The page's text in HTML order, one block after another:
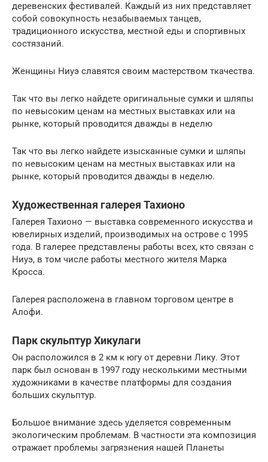
деревенских фестивалей. Каждый из них представляет
собой совокупность незабываемых танцев,
традиционного искусства, местной еды и спортивных
состязаний.
Женщины Ниуэ славятся своим мастерством ткачества.
Так что вы легко найдете оригинальные сумки и шляпы
по невысоким ценам на местных выставках или на
рынке, который проводится дважды в неделю
Так что вы легко найдете изысканные сумки и шляпы
по невысоким ценам на местных выставках или на
рынке, который проводится дважды в неделю.
Художественная галерея Тахионо
Галерея Тахионо — выставка современного искусства и
ювелирных изделий, производимых на острове с 1995
года. В галерее представлены работы всех, кто связан с
Ниуэ, в том числе работы местного жителя Марка
Кросса.
Галерея расположена в главном торговом центре в
Алофи.
Парк скульптур Хикулаги
Он расположился в 2 км к югу от деревни Лику. Этот
парк был основан в 1997 году несколькими местными
художниками в качестве платформы для создания
больших скульптур.
Большое внимание здесь уделяется современным
экологическим проблемам. В частности эта композиция
отражает проблемы загрязнения нашей Планеты